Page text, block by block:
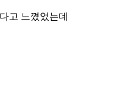
고 느꼈었는데